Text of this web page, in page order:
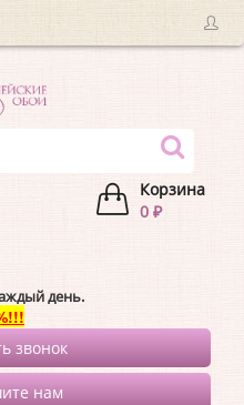
Корзина
0 ₽
день.
звонок
нам